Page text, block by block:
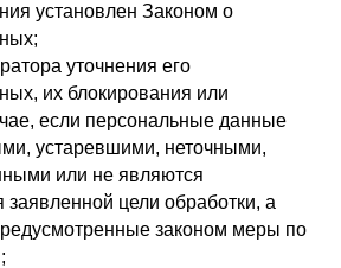
установлен Законом о
уточнения его
их блокирования или
если персональные данные
устаревшими, неточными,
или не являются
цели обработки, а
законом меры по